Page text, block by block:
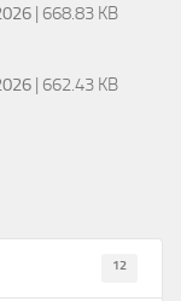
| 668.83 KB
| 662.43 KB
12